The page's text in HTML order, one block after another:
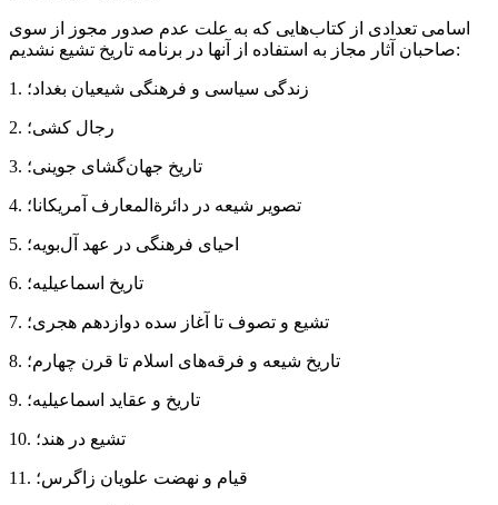
اسامی تعدادی از کتاب‌هایی که به علت عدم صدور مجوز از سوی
صاحبان آثار مجاز به استفاده از آنها در برنامه تاریخ تشیع نشدیم:
1. زندگی سیاسی و فرهنگی شیعیان بغداد؛
2. رجال کشی؛
3. تاریخ جهان‌گشای جوینی؛
4. تصویر شیعه در دائرةالمعارف آمریکانا؛
5. احیای فرهنگی در عهد آل‌بویه؛
6. تاریخ اسماعیلیه؛
7. تشیع و تصوف تا آغاز سده دوازدهم هجری؛
8. تاریخ شیعه و فرقه‌های اسلام تا قرن چهارم؛
9. تاریخ و عقاید اسماعیلیه؛
10. تشیع در هند؛
11. قیام و نهضت علویان زاگرس؛